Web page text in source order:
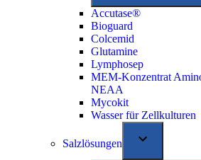
Accutase®
Bioguard
Colcemid
Glutamine
Lymphosep
MEM-Konzentrat
NEAA
Mycokit
Wasser für Zellkulturen
Salzlösungen